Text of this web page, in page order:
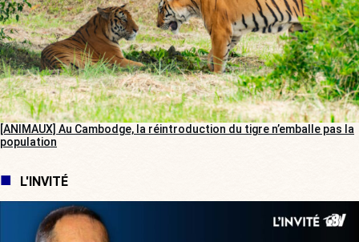
[ANIMAUX] Au Cambodge, la réintroduction du tigre n’emballe pas la
population
L'INVITÉ